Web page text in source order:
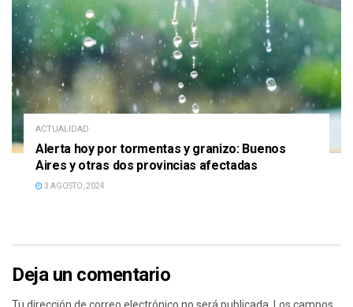
ACTUALIDAD
Alerta hoy por tormentas y granizo: Buenos
Aires y otras dos provincias afectadas
3 AGOSTO, 2024
Deja un comentario